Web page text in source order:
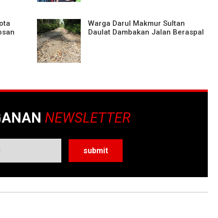
Warga Darul Makmur Sultan
Daulat Dambakan Jalan Beraspal
NEWSLETTER